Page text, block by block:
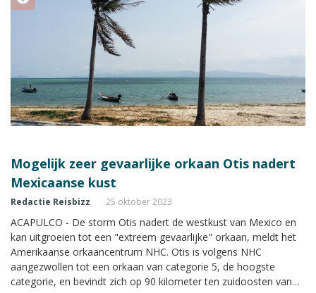
Mogelijk zeer gevaarlijke orkaan Otis nadert
Mexicaanse kust
Redactie Reisbizz 25 oktober 2023
ACAPULCO - De storm Otis nadert de westkust van Mexico en
kan uitgroeien tot een "extreem gevaarlijke" orkaan, meldt het
Amerikaanse orkaancentrum NHC. Otis is volgens NHC
aangezwollen tot een orkaan van categorie 5, de hoogste
categorie, en bevindt zich op 90 kilometer ten zuidoosten van